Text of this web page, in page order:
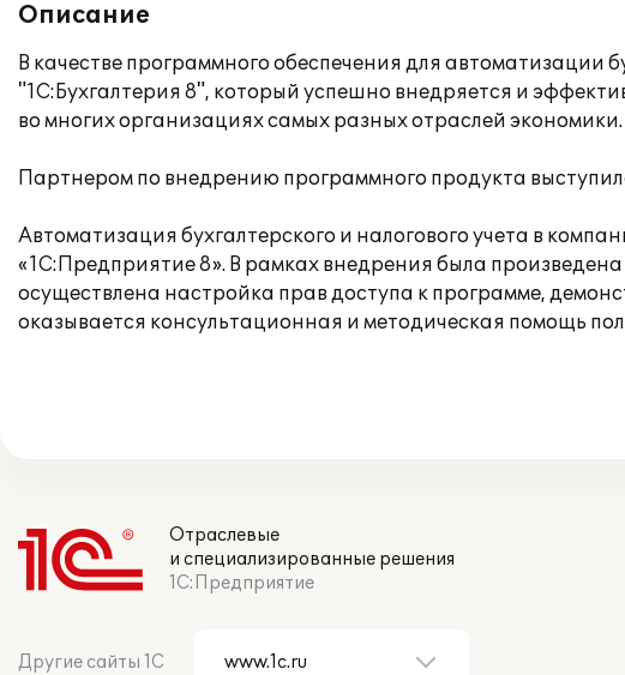
Описание
В качестве программного обеспечения для
"1С:Бухгалтерия 8", который успешно внедряется и
во многих организациях самых разных отраслей экономики.
Партнером по внедрению программного продукта
Автоматизация бухгалтерского и налогового учета в
«1С:Предприятие 8». В рамках внедрения была
осуществлена настройка прав доступа к программе,
оказывается консультационная и методическая помощь
Отраслевые
и специализированные решения
1С:Предприятие
Другие сайты 1С